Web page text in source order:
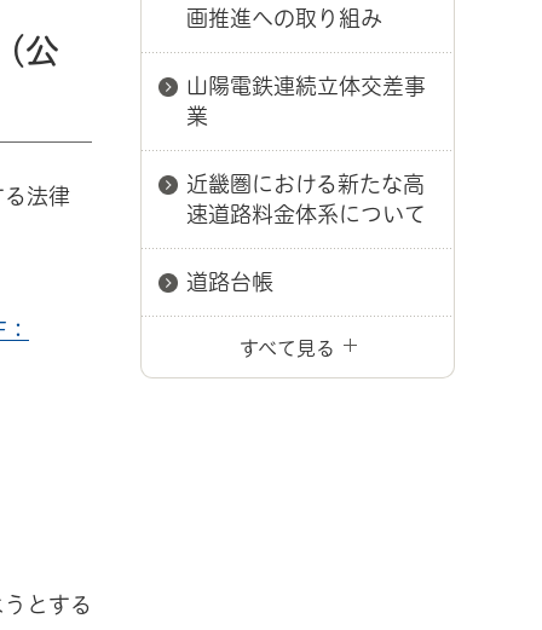
公
る法律
とする
画推進への取り組み
山陽電鉄連続立体交差事
業
近畿圏における新たな高
速道路料金体系について
道路台帳
すべて見る